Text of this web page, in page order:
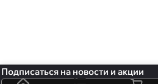
Подписаться на новости и акции